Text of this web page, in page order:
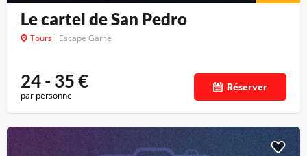
Le cartel de San Pedro
Tours Escape Game
24 - 35€
par personne
Réserver